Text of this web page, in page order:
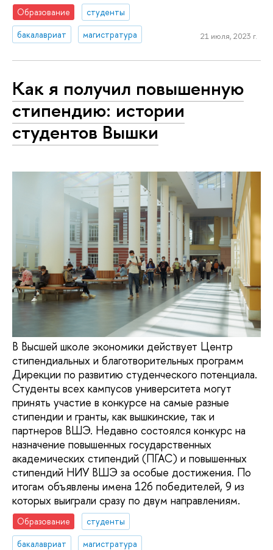
Образование
студенты
бакалавриат
магистратура 21 июля, 2023 г.
Как я получил повышенную
стипендию: истории
студентов Вышки
В Высшей школе экономики действует Центр
стипендиальных и благотворительных программ
Дирекции по развитию студенческого потенциала.
Студенты всех кампусов университета могут
принять участие в конкурсе на самые разные
стипендии и гранты, как вышкинские, так и
партнеров ВШЭ. Недавно состоялся конкурс на
назначение повышенных государственных
академических стипендий (ПГАС) и повышенных
стипендий НИУ ВШЭ за особые достижения. По
итогам объявлены имена 126 победителей, 9 из
которых выиграли сразу по двум направлениям.
Образование
студенты
бакалавриат
магистратура